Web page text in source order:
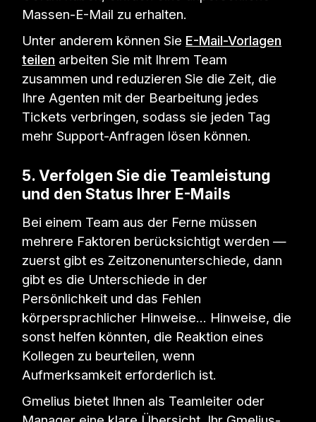
Massen-E-Mail zu erhalten.
Unter anderem können Sie E-Mail-Vorlagen
teilen arbeiten Sie mit Ihrem Team
zusammen und reduzieren Sie die Zeit, die
Ihre Agenten mit der Bearbeitung jedes
Tickets verbringen, sodass sie jeden Tag
mehr Support-Anfragen lösen können.
5. Verfolgen Sie die Teamleistung
und den Status Ihrer E-Mails
Bei einem Team aus der Ferne müssen
mehrere Faktoren berücksichtigt werden —
zuerst gibt es Zeitzonenunterschiede, dann
gibt es die Unterschiede in der
Persönlichkeit und das Fehlen
körpersprachlicher Hinweise... Hinweise, die
sonst helfen könnten, die Reaktion eines
Kollegen zu beurteilen, wenn
Aufmerksamkeit erforderlich ist.
Gmelius bietet Ihnen als Teamleiter oder